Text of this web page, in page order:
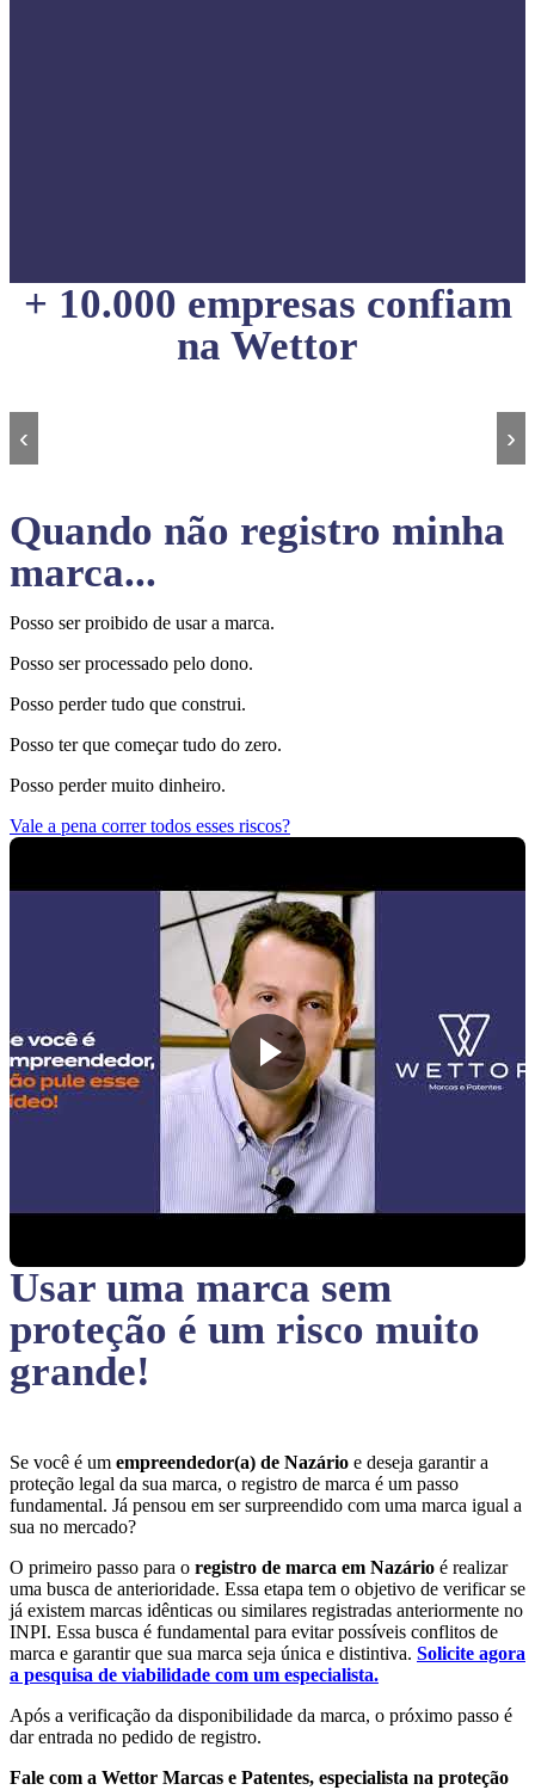
+ 10.000 empresas confiam
na Wettor
‹ ›
Quando não registro minha
marca...
Posso ser proibido de usar a marca.
Posso ser processado pelo dono.
Posso perder tudo que construi.
Posso ter que começar tudo do zero.
Posso perder muito dinheiro.
Vale a pena correr todos esses riscos?
Usar uma marca sem
proteção é um risco muito
grande!
Se você é um empreendedor(a) de Nazário e deseja garantir a
proteção legal da sua marca, o registro de marca é um passo
fundamental. Já pensou em ser surpreendido com uma marca igual a
sua no mercado?
O primeiro passo para o registro de marca em Nazário é realizar
uma busca de anterioridade. Essa etapa tem o objetivo de verificar se
já existem marcas idênticas ou similares registradas anteriormente no
INPI. Essa busca é fundamental para evitar possíveis conflitos de
marca e garantir que sua marca seja única e distintiva. Solicite agora
a pesquisa de viabilidade com um especialista.
Após a verificação da disponibilidade da marca, o próximo passo é
dar entrada no pedido de registro.
Fale com a Wettor Marcas e Patentes, especialista na proteção